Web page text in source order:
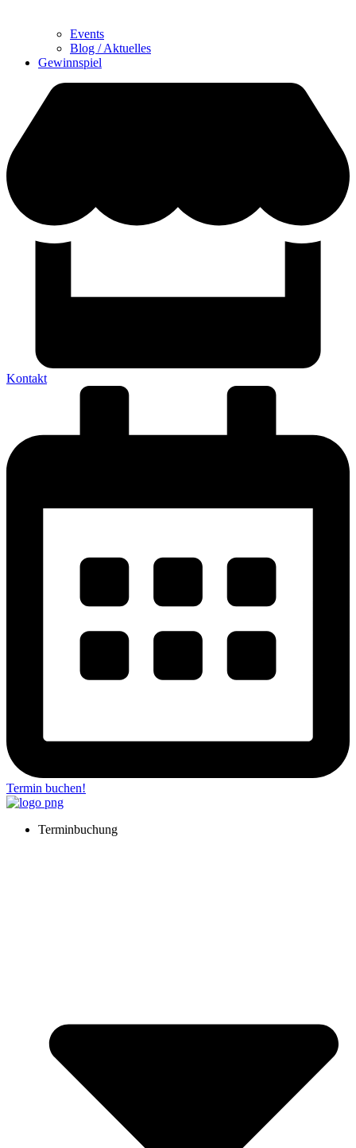
Events
Blog / Aktuelles
Gewinnspiel
Kontakt
Termin buchen!
Terminbuchung